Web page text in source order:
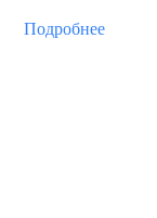
Подробнее